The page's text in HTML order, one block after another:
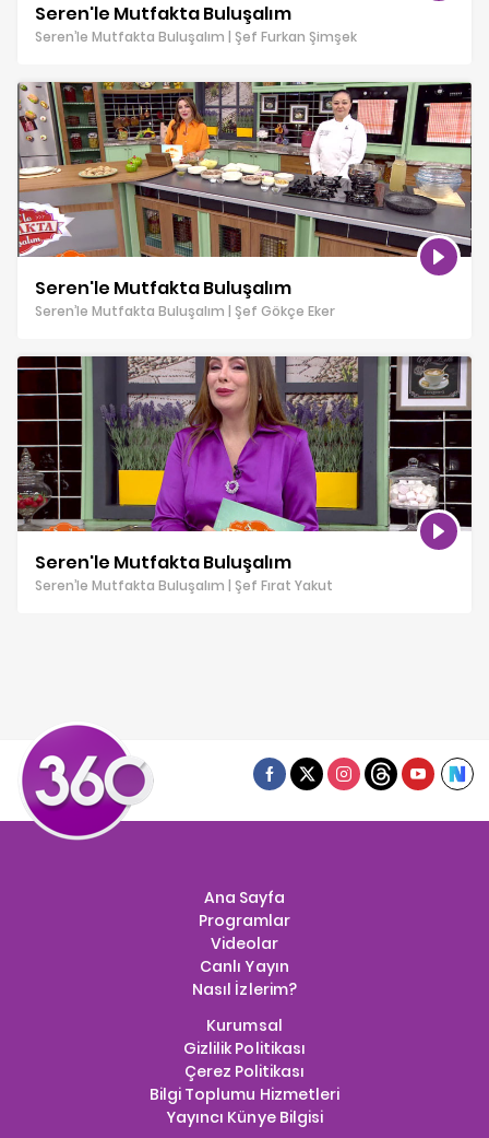
Seren'le Mutfakta Buluşalım
Seren’le Mutfakta Buluşalım | Şef Furkan Şimşek
Seren'le Mutfakta Buluşalım
Seren’le Mutfakta Buluşalım | Şef Gökçe Eker
Seren'le Mutfakta Buluşalım
Seren’le Mutfakta Buluşalım | Şef Fırat Yakut
Ana Sayfa
Programlar
Videolar
Canlı Yayın
Nasıl İzlerim?
Kurumsal
Gizlilik Politikası
Çerez Politikası
Bilgi Toplumu Hizmetleri
Yayıncı Künye Bilgisi